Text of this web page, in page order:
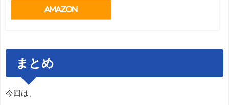
Amazon
まとめ
今回は、